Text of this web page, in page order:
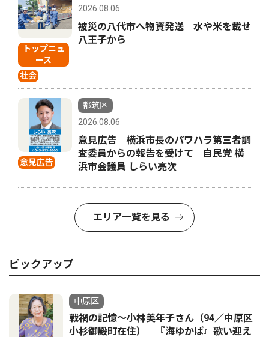
トップニュ
ース
社会
2026.08.06
被災の八代市へ物資発送 水や米を載せ
八王子から
意見広告
都筑区
2026.08.06
意見広告 横浜市長のパワハラ第三者調
査委員からの報告を受けて 自民党 横
浜市会議員 しらい亮次
エリア一覧を見る
ピックアップ
中原区
戦禍の記憶〜小林美年子さん（94／中原区
小杉御殿町在住） 『海ゆかば』歌い迎え